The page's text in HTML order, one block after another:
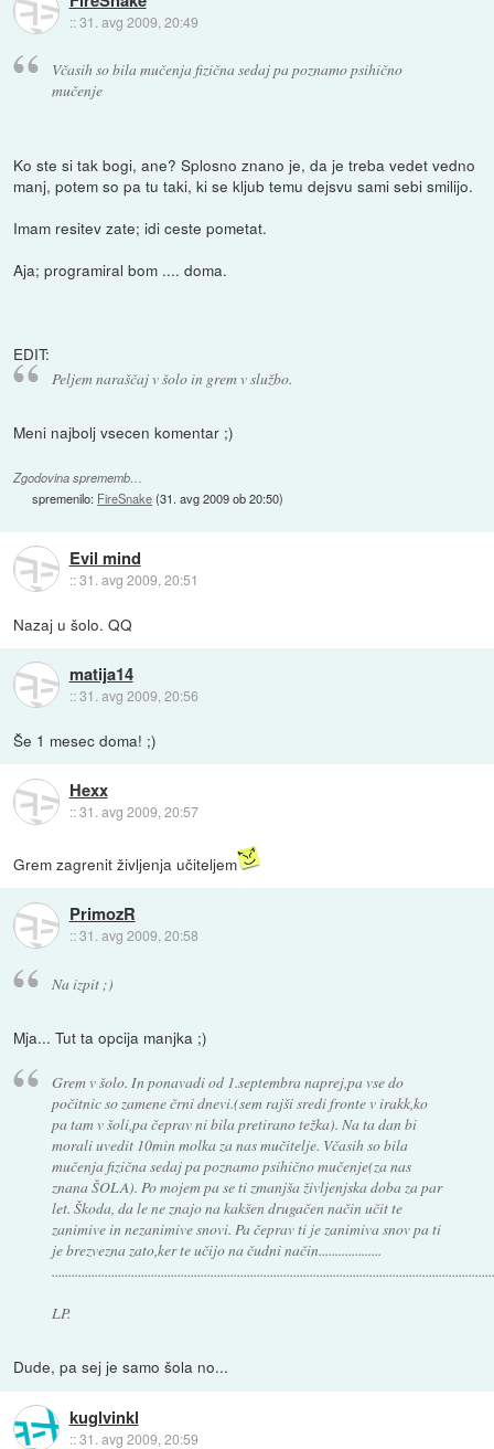
::31. avg 2009, 20:49
Včasih so bila mučenja fizična sedaj pa poznamo psihično
mučenje
Ko ste si tak bogi, ane? Splosno znano je, da je treba vedet vedno
manj, potem so pa tu taki, ki se kljub temu dejsvu sami sebi smilijo.
Imam resitev zate; idi ceste pometat.
Aja; programiral bom .... doma.
EDIT:
Peljem naraščaj v šolo in grem v službo.
Meni najbolj vsecen komentar ;)
Zgodovina sprememb…
spremenilo: FireSnake(31. avg 2009 ob 20:50)
Evil mind
::31. avg 2009, 20:51
Nazaj u šolo. QQ
matija14
::31. avg 2009, 20:56
Še 1 mesec doma! ;)
Hexx
::31. avg 2009, 20:57
Grem zagrenit življenja učiteljem
PrimozR
::31. avg 2009, 20:58
Na izpit ;)
Mja... Tut ta opcija manjka ;)
Grem v šolo. In ponavadi od 1.septembra naprej,pa vse do
počitnic so zamene črni dnevi.(sem rajši sredi fronte v irakk,ko
pa tam v šoli,pa čeprav ni bila pretirano težka). Na ta dan bi
morali uvedit 10min molka za nas mučitelje. Včasih so bila
mučenja fizična sedaj pa poznamo psihično mučenje(za nas
znana ŠOLA). Po mojem pa se ti zmanjša življenjska doba za par
let. Škoda, da le ne znajo na kakšen drugačen način učit te
zanimive in nezanimive snovi. Pa čeprav ti je zanimiva snov pa ti
je brezvezna zato,ker te učijo na čudni način...................
LP.
Dude, pa sej je samo šola no...
kuglvinkl
::31. avg 2009, 20:59